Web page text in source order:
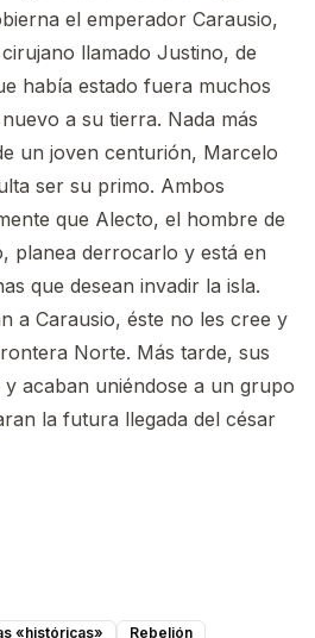
el emperador Carausio,
llamado Justino, de
había estado fuera muchos
a su tierra. Nada más
un joven centurión, Marcelo
ser su primo. Ambos
que Alecto, el hombre de
planea derrocarlo y está en
que desean invadir la isla.
a Carausio, éste no les cree y
Norte. Más tarde, sus
acaban uniéndose a un grupo
la futura llegada del césar
«históricas» Rebelión